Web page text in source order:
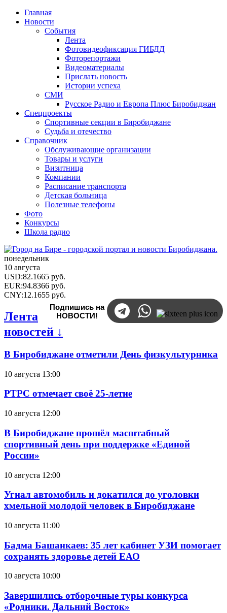
Главная
Новости
События
Лента
Фотовидеофиксация ГИБДД
Фоторепортажи
Видеоматериалы
Прислать новость
Истории успеха
СМИ
Русское Радио и Европа Плюс Биробиджан
Спецпроекты
Спортивные секции в Биробиджане
Судьба и отечество
Справочник
Обслуживающие организации
Товары и услуги
Визитница
Компании
Расписание транспорта
Детская больница
Полезные телефоны
Фото
Конкурсы
Школа радио
понедельник
10 августа
USD:82.1665 руб.
EUR:94.8366 руб.
CNY:12.1655 руб.
Подпишись на
НОВОСТИ!
Лента
новостей ↓
В Биробиджане отметили День физкультурника
10 августа 13:00
РТРС отмечает своё 25-летие
10 августа 12:00
В Биробиджане прошёл масштабный
спортивный день при поддержке «Единой
России»
10 августа 12:00
Угнал автомобиль и докатился до уголовки
хмельной молодой человек в Биробиджане
10 августа 11:00
Бадма Башанкаев: 35 лет кабинет УЗИ помогает
сохранять здоровье детей ЕАО
10 августа 10:00
Завершились отборочные туры конкурса
«Родники. Дальний Восток»